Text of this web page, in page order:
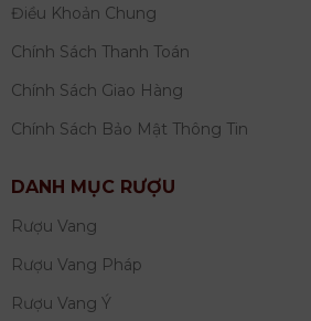
Điều Khoản Chung
Chính Sách Thanh Toán
Chính Sách Giao Hàng
Chính Sách Bảo Mật Thông Tin
DANH MỤC RƯỢU
Rượu Vang
Rượu Vang Pháp
Rượu Vang Ý